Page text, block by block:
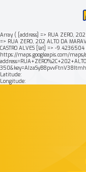
Array ( [address] => RUA ZERO,
=> RUA ZERO, 202 ALTO DA
CASTRO ALVES [lat] => -
https://maps.googleapis.com/maps/
Latitude:
Longitude:
Mais buscados:
Nossa história